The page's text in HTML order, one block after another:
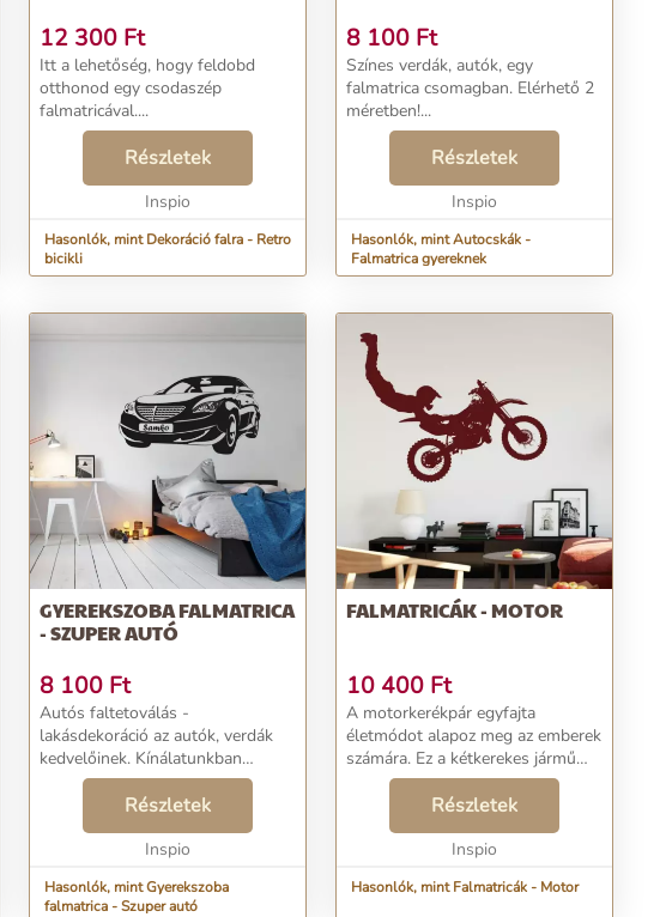
12 300 Ft
Itt a lehetőség, hogy feldobd
otthonod egy csodaszép
falmatricával....
Részletek
Inspio
Hasonlók, mint Dekoráció falra - Retro
bicikli
8 100 Ft
Színes verdák, autók, egy
falmatrica csomagban. Elérhető 2
méretben!...
Részletek
Inspio
Hasonlók, mint Autocskák -
Falmatrica gyereknek
GYEREKSZOBA FALMATRICA
- SZUPER AUTÓ
8 100 Ft
Autós faltetoválás -
lakásdekoráció az autók, verdák
kedvelőinek. Kínálatunkban
többféle autó megtalálható....
Részletek
Inspio
Hasonlók, mint Gyerekszoba
falmatrica - Szuper autó
FALMATRICÁK - MOTOR
10 400 Ft
A motorkerékpár egyfajta
életmódot alapoz meg az emberek
számára. Ez a kétkerekes jármű
egyike a leggyakoribb
járműveknek világszerte....
Részletek
Inspio
Hasonlók, mint Falmatricák - Motor